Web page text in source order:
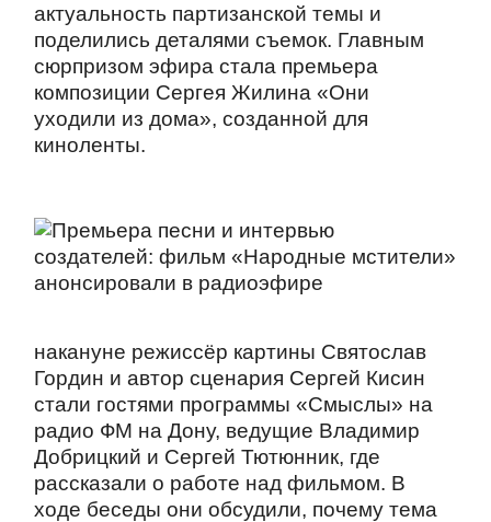
актуальность партизанской темы и
поделились деталями съемок. Главным
сюрпризом эфира стала премьера
композиции Сергея Жилина «Они
уходили из дома», созданной для
киноленты.
накануне режиссёр картины Святослав
Гордин и автор сценария Сергей Кисин
стали гостями программы «Смыслы» на
радио ФМ на Дону, ведущие Владимир
Добрицкий и Сергей Тютюнник, где
рассказали о работе над фильмом. В
ходе беседы они обсудили, почему тема